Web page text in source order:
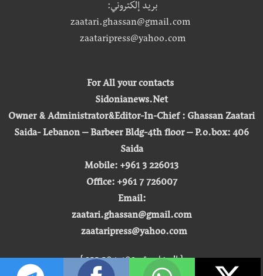
بريد إلكتروني:
zaatari.ghassan@gmail.com
zaataripress@yahoo.com
For All your contacts
Sidonianews.Net
Owner & Administrator&Editor-In-Chief : Ghassan Zaatari
Saida- Lebanon – Barbeer Bldg-4th floor – P.o.box: 406
Saida
Mobile: +961 3 226013
Office: +961 7 726007
Email:
zaatari.ghassan@gmail.com
zaataripress@yahoo.com
[ المشاهدة : 255,504,402 ]